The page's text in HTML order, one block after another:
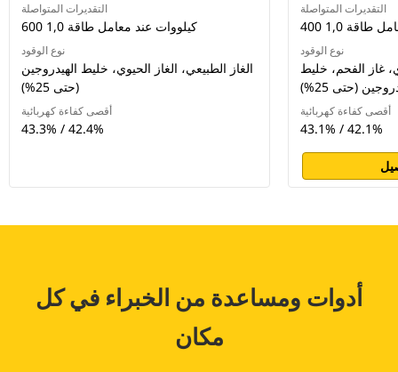
التقديرات المتواصلة
600 كيلووات عند معامل طاقة 1,0
نوع الوقود
الغاز الطبيعي، الغاز الحيوي، خليط الهيدروجين
(حتى 25%)
أقصى كفاءة كهربائية
43.3% / 42.4%
التقديرات المتواصلة
طاقة 1,0
نوع الوقود
غاز الفحم، خليط
(حتى 25%)
أقصى كفاءة كهربائية
43.1% / 42.1%
أدوات ومساعدة من الخبراء في كل
مكان